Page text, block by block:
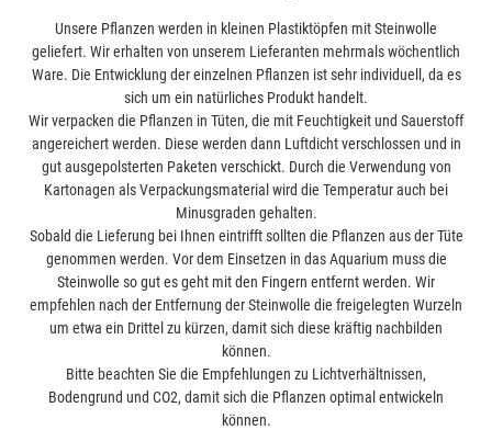
Unsere Pflanzen werden in kleinen Plastiktöpfen mit Steinwolle
geliefert. Wir erhalten von unserem Lieferanten mehrmals wöchentlich
Ware. Die Entwicklung der einzelnen Pflanzen ist sehr individuell, da es
sich um ein natürliches Produkt handelt.
Wir verpacken die Pflanzen in Tüten, die mit Feuchtigkeit und Sauerstoff
angereichert werden. Diese werden dann Luftdicht verschlossen und in
gut ausgepolsterten Paketen verschickt. Durch die Verwendung von
Kartonagen als Verpackungsmaterial wird die Temperatur auch bei
Minusgraden gehalten.
Sobald die Lieferung bei Ihnen eintrifft sollten die Pflanzen aus der Tüte
genommen werden. Vor dem Einsetzen in das Aquarium muss die
Steinwolle so gut es geht mit den Fingern entfernt werden. Wir
empfehlen nach der Entfernung der Steinwolle die freigelegten Wurzeln
um etwa ein Drittel zu kürzen, damit sich diese kräftig nachbilden
können.
Bitte beachten Sie die Empfehlungen zu Lichtverhältnissen,
Bodengrund und CO2, damit sich die Pflanzen optimal entwickeln
können.